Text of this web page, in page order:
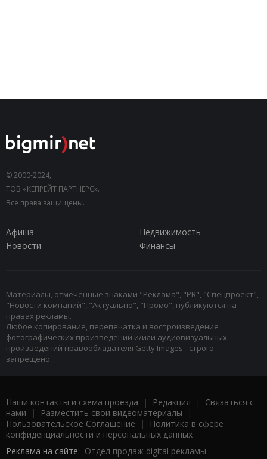
© 2000-2024,
ТОВ «КЕПРЕЙТ ПАРТНЕРС».
Все права защищены.
Афиша
Недвижимость
Новости
Финансы
Материалы, отмеченные знаками "Реклама", "PR", "Спецпроект",
"Новости компаний", "Актуально", "Промо", публикуются на
правах рекламы.
Любое копирование, перепечатка и воспроизведение
фотографических произведений и/или аудиовизуальных
произведений правообладателя Getty Images - строго
запрещено.
Наши контакты и схема проезда | Редакция | Связаться с
нами | Разместить свои видеоматериалы |
Пользовательское Соглашение |
Политика в сфере
конфиденциальности и персональных данных
Реклама на сайте: Отдел продаж digital рекламы